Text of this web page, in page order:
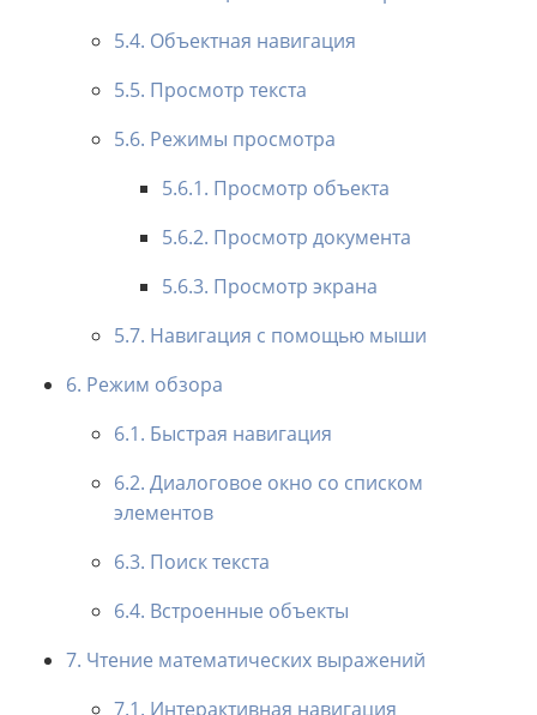
5.4. Объектная навигация
5.5. Просмотр текста
5.6. Режимы просмотра
5.6.1. Просмотр объекта
5.6.2. Просмотр документа
5.6.3. Просмотр экрана
5.7. Навигация с помощью мыши
6. Режим обзора
6.1. Быстрая навигация
6.2. Диалоговое окно со списком
элементов
6.3. Поиск текста
6.4. Встроенные объекты
7. Чтение математических выражений
7.1. Интерактивная навигация